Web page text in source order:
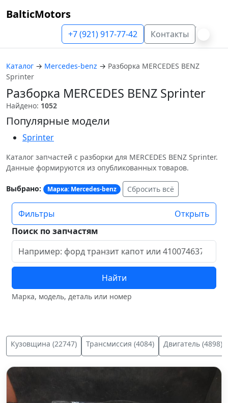
BalticMotors
+7 (921) 917-77-42 Контакты
Каталог → Mercedes-benz → Разборка MERCEDES BENZ
Sprinter
Разборка MERCEDES BENZ Sprinter
Найдено: 1052
Популярные модели
Sprinter
Каталог запчастей с разборки для MERCEDES BENZ Sprinter.
Данные формируются из опубликованных товаров.
Выбрано: Марка: Mercedes-benz Сбросить всё
Фильтры
Открыть
Поиск по запчастям
Найти
Марка, модель, деталь или номер
Кузовщина (22747) Трансмиссия (4084) Двигатель (4898)